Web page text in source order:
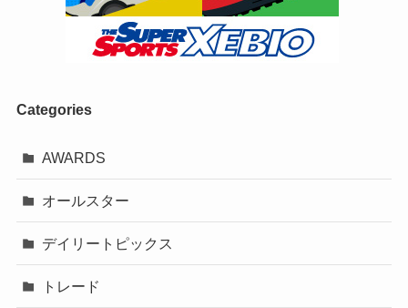
Categories
AWARDS
オールスター
デイリートピックス
トレード